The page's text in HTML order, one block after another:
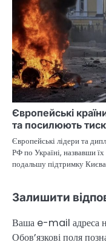
Європейські
та посилюють
Європейські лідери та
РФ по Україні, назвавши
подальшу підтримку
Залишити
Ваша e-mail адреса
Обов’язкові поля